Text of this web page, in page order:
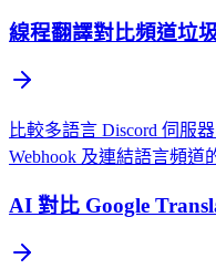
線程翻譯對比頻道垃
比較多語言 Discord 伺服
Webhook 及連結語言頻道
AI 對比 Google